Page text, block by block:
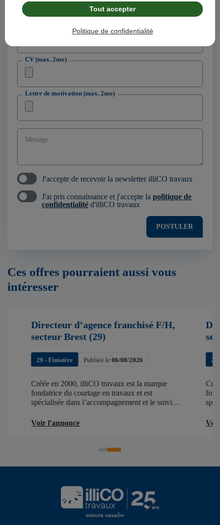
Tout accepter
Politique de confidentialité
CV (max. 2mo)
Lettre de motivation (max. 2mo)
Message
J'accepte de recevoir la newsletter illiCO travaux
J'ai pris connaissance et j'accepte la politique de
confidentialité d'illiCO travaux
POSTULER
Ces offres pourraient aussi vous
intéresser
Directeur d’agence franchisé F/H,
secteur Brest (29)
29 - Finistère Publiée le06/08/2026
Créée en 2000, illiCO travaux est la marque
fondatrice du courtage en travaux et est
spécialisée dans l’accompagnement et le suivi
d’accélérer et de faciliter tous les projets […]
Voir l'annonce
22 -
Créée
Voir